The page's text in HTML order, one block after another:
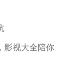
影视大全陪你